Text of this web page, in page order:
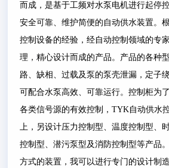
而成，是基于工频对水泵电机进行起停
安全可靠、维护简便的自动供水装置。
控制设备的经验，经自动控制领域的专
理，精心设计而成的产品。产品的各种
路、缺相、过载及泵的泵壳泄漏，定子
可配合水泵高效、可靠运行。控制柜为
各类信号源的有效控制，TYK自动供水
上，另设计压力控制型、温度控制型、
控制型、潜污泵型及消防控制型等产品
方式的装置，我可以进行专门的设计制